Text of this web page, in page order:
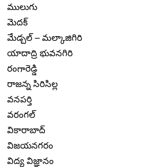
ములుగు
మెదక్
మేడ్చల్ – మల్కాజిగిరి
యాదాద్రి భువనగిరి
రంగారెడ్డి
రాజన్న సిరిసిల్ల
వనపర్తి
వరంగల్
వికారాబాద్
విజయనగరం
విద్య విజ్ఞానం